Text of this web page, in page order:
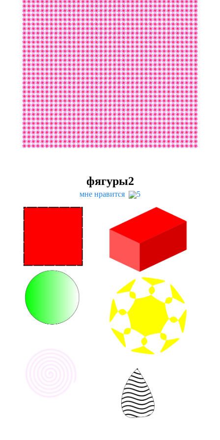
фягуры2
мне нравится 5